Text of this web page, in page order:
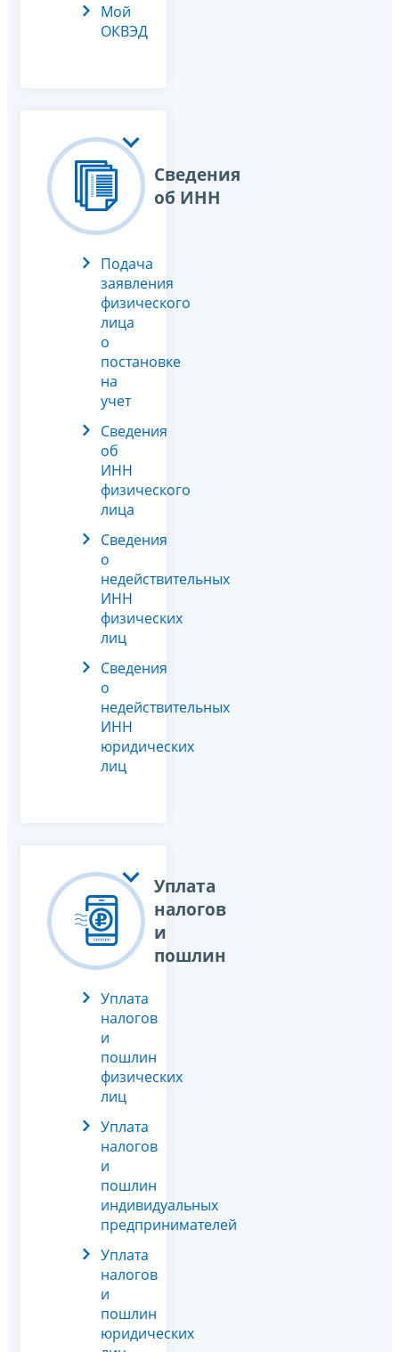
Мой
ОКВЭД
Сведения
об ИНН
Подача
заявления
физического
лица
о
постановке
на
учет
Сведения
об
ИНН
физического
лица
Сведения
о
недействительных
ИНН
физических
лиц
Сведения
о
недействительных
ИНН
юридических
лиц
Уплата
налогов
и
пошлин
Уплата
налогов
и
пошлин
физических
лиц
Уплата
налогов
и
пошлин
индивидуальных
предпринимателей
Уплата
налогов
и
пошлин
юридических